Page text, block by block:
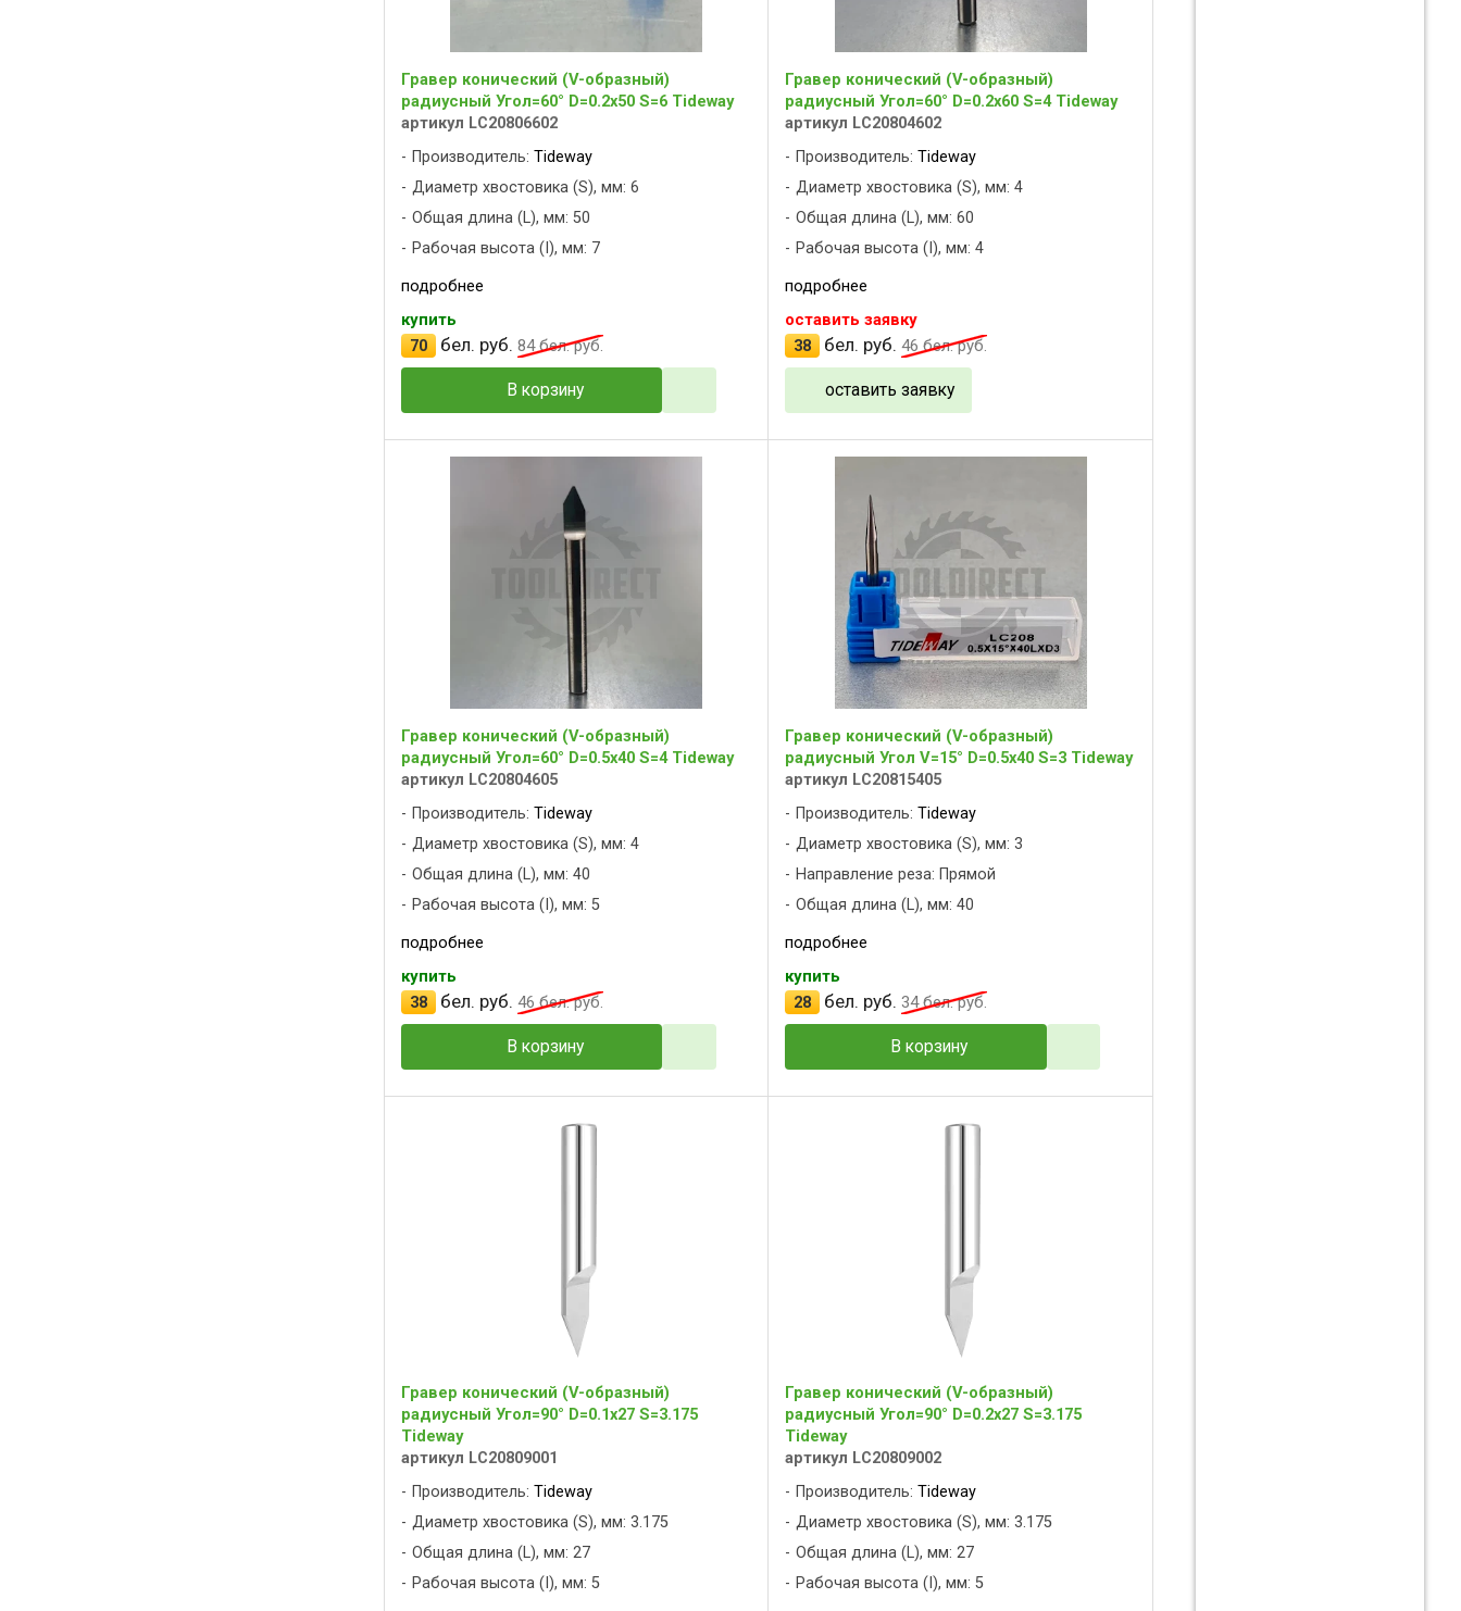
Гравер конический (V-образный)
радиусный Угол=60° D=0.2x50 S=6 Tideway
артикул LC20806602
Производитель: Tideway
Диаметр хвостовика (S), мм: 6
Общая длина (L), мм: 50
Рабочая высота (I), мм: 7
подробнее
купить
70 бел. руб. 84бел. руб.
В корзину
Гравер конический (V-образный)
радиусный Угол=60° D=0.2x60 S=4 Tideway
артикул LC20804602
Производитель: Tideway
Диаметр хвостовика (S), мм: 4
Общая длина (L), мм: 60
Рабочая высота (I), мм: 4
подробнее
оставить заявку
38
бел. руб. 46 бел. руб.
оставить заявку
Гравер конический (V-образный)
радиусный Угол=60° D=0.5x40 S=4 Tideway
артикул LC20804605
Производитель: Tideway
Диаметр хвостовика (S), мм: 4
Общая длина (L), мм: 40
Рабочая высота (I), мм: 5
подробнее
купить
38 бел. руб. 46 бел. руб.
В корзину
Гравер конический (V-образный)
радиусный Угол V=15° D=0.5x40 S=3 Tideway
артикул LC20815405
Производитель: Tideway
Диаметр хвостовика (S), мм: 3
Направление реза: Прямой
Общая длина (L), мм: 40
подробнее
купить
28
бел. руб. 34бел. руб.
В корзину
Гравер конический (V-образный)
радиусный Угол=90° D=0.1x27 S=3.175
Tideway
артикул LC20809001
Производитель: Tideway
Диаметр хвостовика (S), мм: 3.175
Общая длина (L), мм: 27
Рабочая высота (I), мм: 5
Гравер конический (V-образный)
радиусный Угол=90° D=0.2x27 S=3.175
Tideway
артикул LC20809002
Производитель: Tideway
Диаметр хвостовика (S), мм: 3.175
Общая длина (L), мм: 27
Рабочая высота (I), мм: 5